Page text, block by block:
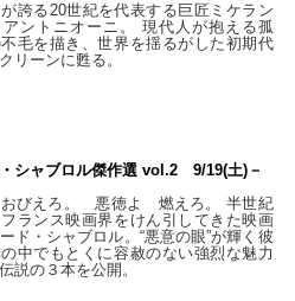
誇る20世紀を代表する巨匠ミケラン
アントニオーニ。 現代人が抱える孤
毛を描き、世界を揺るがした初期代
リーンに甦る。
シャブロル傑作選 vol.2 9/19(土)－
びえろ。 悪徳よ 燃えろ。 半世紀
ランス映画界をけん引してきた映画
ド・シャブロル。“悪意の眼”が輝く彼
中でもとくに容赦のない強烈な魅力
説の３本を公開。